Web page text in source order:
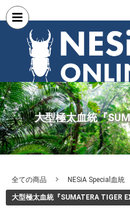
大型極太血統『
全ての商品 NESiA Special血統
大型極太血統『SUMATERA TIGER